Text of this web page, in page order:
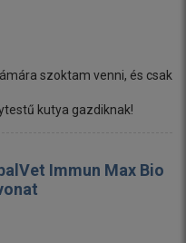
szoktam venni, és csak
kutya gazdiknak!
Immun Max Bio